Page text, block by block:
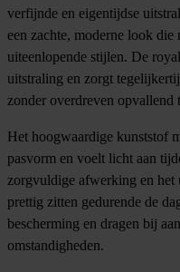
verfijnde en eigentijdse
een zachte, moderne look
uiteenlopende stijlen. De
uitstraling en zorgt
zonder overdreven opvallend
Het hoogwaardige kunststof
pasvorm en voelt licht aan
zorgvuldige afwerking en
prettig zitten gedurende de
bescherming en dragen bij
omstandigheden.